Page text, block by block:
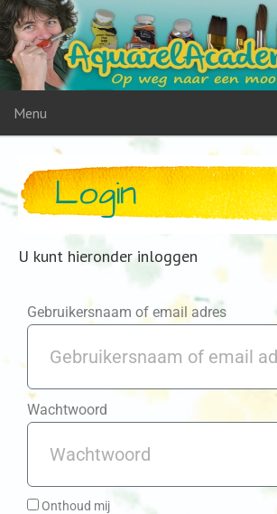
Menu
Login
U kunt hieronder inloggen
Gebruikersnaam of email adres
Wachtwoord
Onthoud mij